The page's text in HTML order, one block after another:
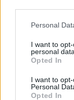
Please note that
not limited to
grant or deny
use your data for
consent section.
Personal
I want to
personal data.
Opted In
I want to
Personal
Opted In